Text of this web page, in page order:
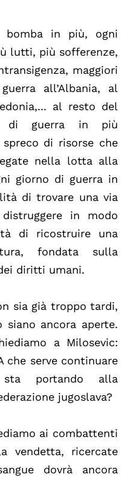
bomba in più, ogni
lutti, più sofferenze,
maggiori
all’Albania, al
al resto del
di guerra in più
di risorse che
nella lotta alla
giorno di guerra in
di trovare una via
in modo
di ricostruire una
fondata sulla
diritti umani.
sia già troppo tardi,
ancora aperte.
a Milosevic:
che serve continuare
portando alla
jugoslava?
ai combattenti
vendetta, ricercate
dovrà ancora